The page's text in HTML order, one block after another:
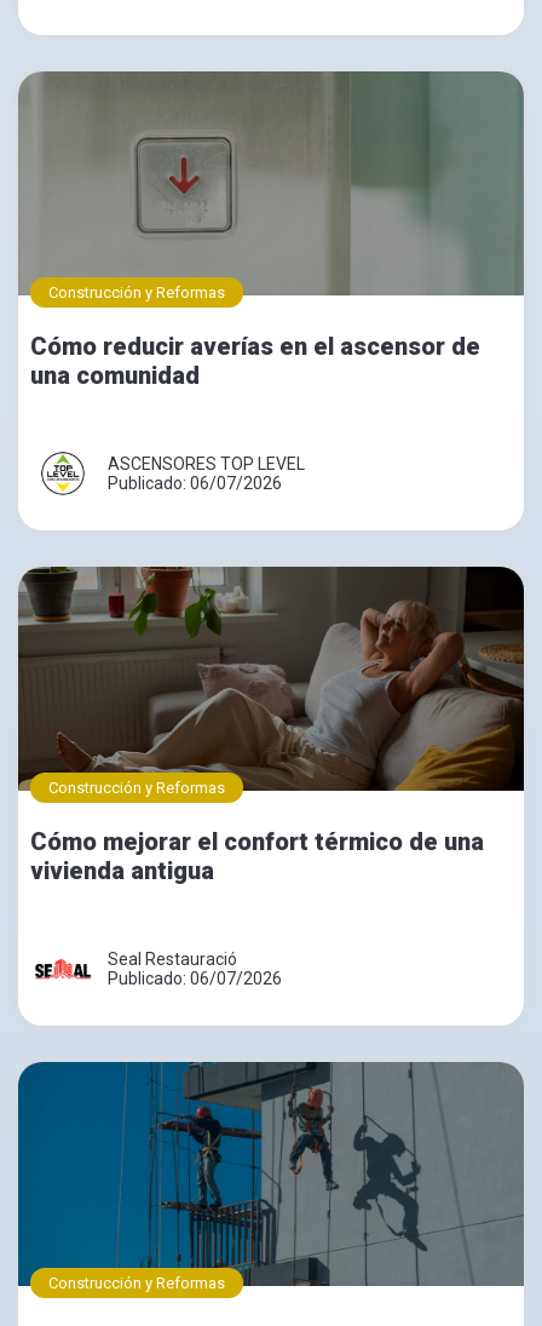
Construcción y Reformas
Cómo reducir averías en el ascensor de
una comunidad
ASCENSORES TOP LEVEL
Publicado: 06/07/2026
Construcción y Reformas
Cómo mejorar el confort térmico de una
vivienda antigua
Seal Restauració
Publicado: 06/07/2026
Construcción y Reformas